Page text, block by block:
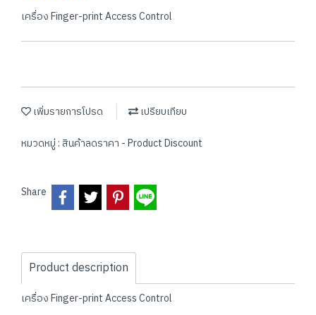
เครื่อง Finger-print Access Control
เพิ่มรายการโปรด
เปรียบเทียบ
หมวดหมู่ : สินค้าลดราคา - Product Discount
Share
Product description
เครื่อง Finger-print Access Control